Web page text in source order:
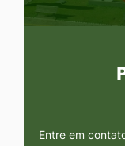
Entre em